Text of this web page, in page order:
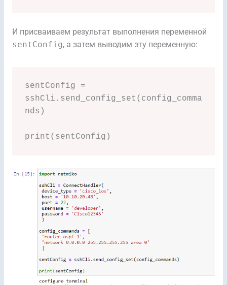
И присваиваем результат выполнения переменной
sentConfig, а затем выводим эту переменную:
sentConfig =
sshCli.send_config_set(config_comma
nds)
print(sentConfig)